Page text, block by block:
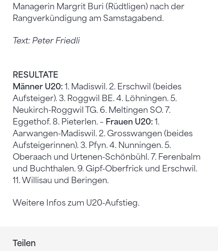
Managerin Margrit Buri (Rüdtligen) nach der
Rangverkündigung am Samstagabend.
Text: Peter Friedli
RESULTATE
Männer U20: 1. Madiswil. 2. Erschwil (beides
Aufsteiger). 3. Roggwil BE. 4. Löhningen. 5.
Neukirch-Roggwil TG. 6. Meltingen SO. 7.
Eggethof. 8. Pieterlen. – Frauen U20: 1.
Aarwangen-Madiswil. 2. Grosswangen (beides
Aufsteigerinnen). 3. Pfyn. 4. Nunningen. 5.
Oberaach und Urtenen-Schönbühl. 7. Ferenbalm
und Buchthalen. 9. Gipf-Oberfrick und Erschwil.
11. Willisau und Beringen.
Weitere Infos zum U20-Aufstieg.
Teilen